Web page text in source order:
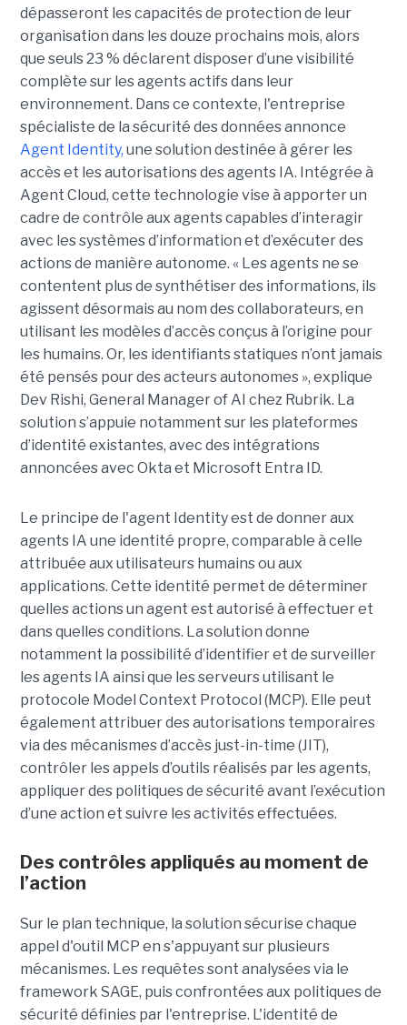
dépasseront les capacités de protection de leur
organisation dans les douze prochains mois, alors
que seuls 23 % déclarent disposer d’une visibilité
complète sur les agents actifs dans leur
environnement. Dans ce contexte, l'entreprise
spécialiste de la sécurité des données annonce
Agent Identity, une solution destinée à gérer les
accès et les autorisations des agents IA. Intégrée à
Agent Cloud, cette technologie vise à apporter un
cadre de contrôle aux agents capables d’interagir
avec les systèmes d’information et d’exécuter des
actions de manière autonome. « Les agents ne se
contentent plus de synthétiser des informations, ils
agissent désormais au nom des collaborateurs, en
utilisant les modèles d’accès conçus à l’origine pour
les humains. Or, les identifiants statiques n’ont jamais
été pensés pour des acteurs autonomes », explique
Dev Rishi, General Manager of AI chez Rubrik. La
solution s’appuie notamment sur les plateformes
d’identité existantes, avec des intégrations
annoncées avec Okta et Microsoft Entra ID.
Le principe de l'agent Identity est de donner aux
agents IA une identité propre, comparable à celle
attribuée aux utilisateurs humains ou aux
applications. Cette identité permet de déterminer
quelles actions un agent est autorisé à effectuer et
dans quelles conditions. La solution donne
notamment la possibilité d’identifier et de surveiller
les agents IA ainsi que les serveurs utilisant le
protocole Model Context Protocol (MCP). Elle peut
également attribuer des autorisations temporaires
via des mécanismes d’accès just-in-time (JIT),
contrôler les appels d’outils réalisés par les agents,
appliquer des politiques de sécurité avant l’exécution
d’une action et suivre les activités effectuées.
Des contrôles appliqués au moment de
l’action
Sur le plan technique, la solution sécurise chaque
appel d'outil MCP en s'appuyant sur plusieurs
mécanismes. Les requêtes sont analysées via le
framework SAGE, puis confrontées aux politiques de
sécurité définies par l'entreprise. L'identité de